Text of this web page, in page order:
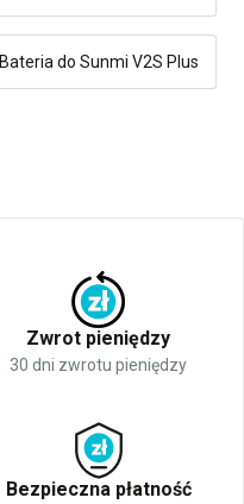
Bateria do Sunmi V2S Plus
Zwrot pieniędzy
30 dni zwrotu pieniędzy
Bezpieczna płatność